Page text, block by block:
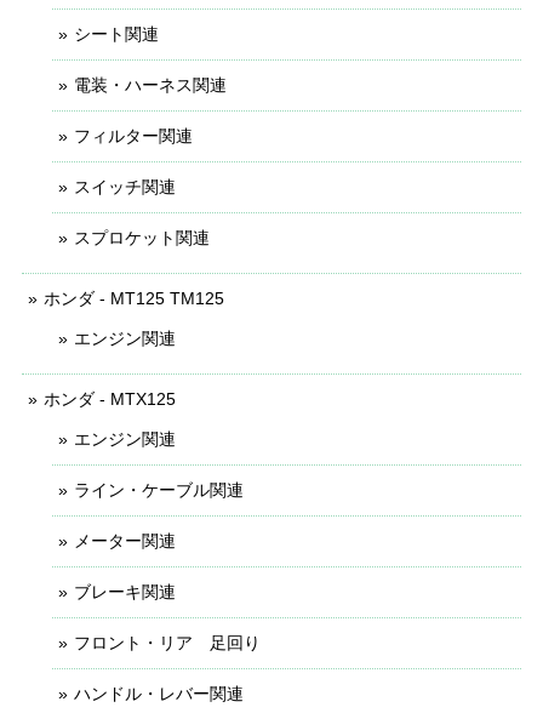
シート関連
電装・ハーネス関連
フィルター関連
スイッチ関連
スプロケット関連
ホンダ - MT125 TM125
エンジン関連
ホンダ - MTX125
エンジン関連
ライン・ケーブル関連
メーター関連
ブレーキ関連
フロント・リア 足回り
ハンドル・レバー関連